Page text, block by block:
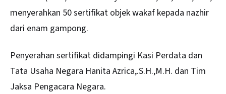
menyerahkan 50 sertifikat objek wakaf kepada nazhir
dari enam gampong.
Penyerahan sertifikat didampingi Kasi Perdata dan
Tata Usaha Negara Hanita Azrica,.S.H.,M.H. dan Tim
Jaksa Pengacara Negara.